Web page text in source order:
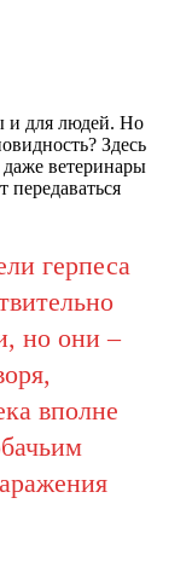
и для людей. Но
Здесь
даже ветеринары
передаваться
герпеса
но они –
вполне